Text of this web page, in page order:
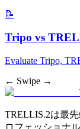
📝
Tripo vs
Evaluate Tripo,
← Swipe →
TRELLIS.2は最
ロフェッショナ